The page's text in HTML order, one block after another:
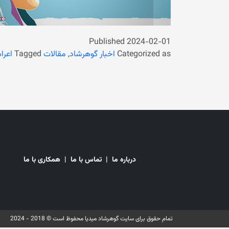
Published 2024-02-01
Categorized as اخبار گوهرشاد, مقالات Tagged
درباره ما | تماس با ما | همکاری با ما
تمام حقوق برای سایت گوهرشاد میدیا محفوظ است © 2018 - 2024